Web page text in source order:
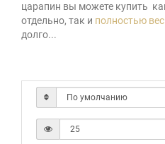
царапин вы можете купить
отдельно, так и полностью
долго...